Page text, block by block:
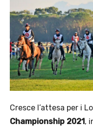
Cresce l’attesa per i
Championship 2021,